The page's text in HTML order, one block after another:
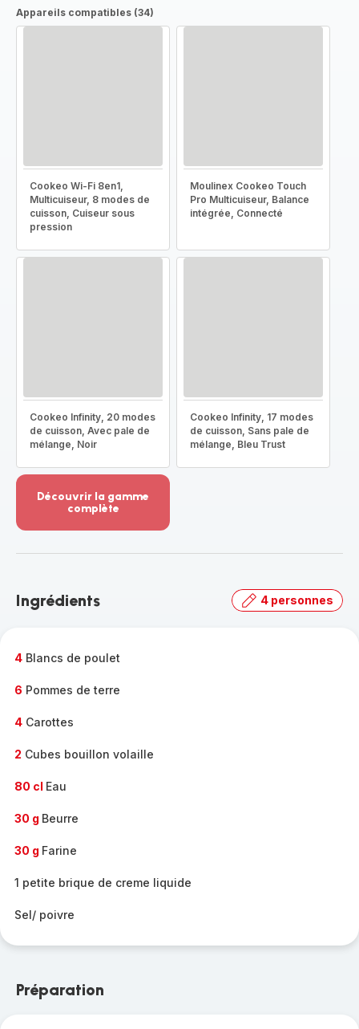
Appareils compatibles (34)
Cookeo Wi-Fi 8en1,
Multicuiseur, 8 modes de
cuisson, Cuiseur sous
pression
Moulinex Cookeo Touch
Pro Multicuiseur, Balance
intégrée, Connecté
Cookeo Infinity, 20 modes
de cuisson, Avec pale de
mélange, Noir
Cookeo Infinity, 17 modes
de cuisson, Sans pale de
mélange, Bleu Trust
Découvrir la gamme
complète
-
gamme
Ingrédients 4 personnes
4 Blancs de poulet
6 Pommes de terre
4 Carottes
2 Cubes bouillon volaille
80 cl Eau
30 g Beurre
30 g Farine
1 petite brique de creme liquide
Sel/ poivre
Préparation